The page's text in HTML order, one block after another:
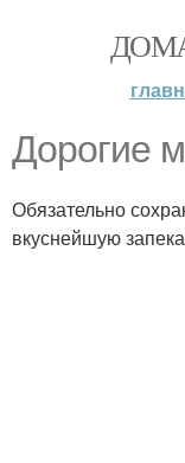
Дорогие
Обязательно
вкуснейшую